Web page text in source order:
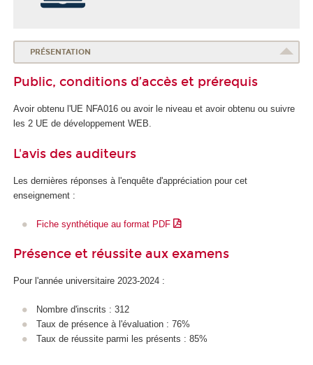
o
d
u
n
m
é
i
u
e
t
e
'
A
PRÉSENTATION
Public, conditions d’accès et prérequis
Avoir obtenu l'UE NFA016 ou avoir le niveau et avoir obtenu ou suivre
les 2 UE de développement WEB.
L'avis des auditeurs
Les dernières réponses à l'enquête d'appréciation pour cet
enseignement :
Fiche synthétique au format PDF
Présence et réussite aux examens
Pour l'année universitaire 2023-2024 :
Nombre d'inscrits : 312
Taux de présence à l'évaluation : 76%
Taux de réussite parmi les présents : 85%